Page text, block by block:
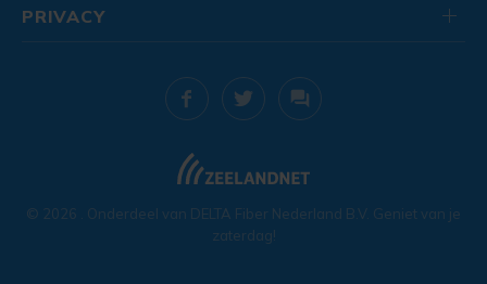
© 2026 . Onderdeel van DELTA Fiber Nederland B.V. Geniet van je
zaterdag!
PRIVACY